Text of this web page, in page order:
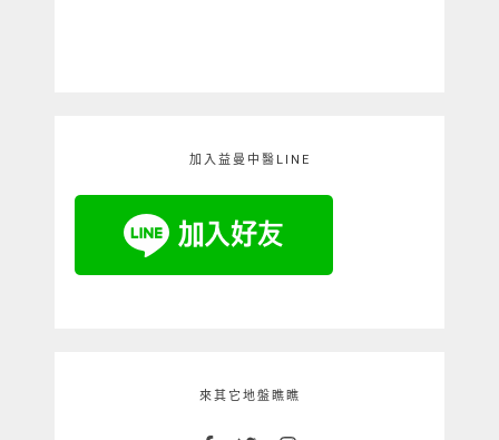
加入益曼中醫LINE
來其它地盤瞧瞧